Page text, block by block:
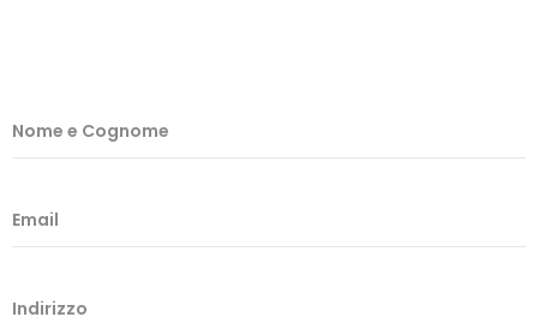
Nome e Cognome
Email
Indirizzo